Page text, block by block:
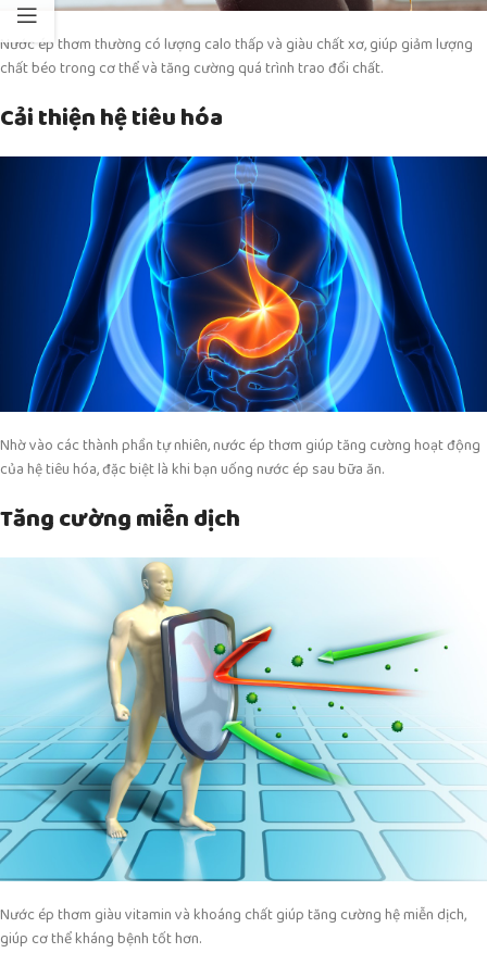
Nước ép thơm thường có lượng calo thấp và giàu chất xơ, giúp giảm lượng
chất béo trong cơ thể và tăng cường quá trình trao đổi chất.
Cải thiện hệ tiêu hóa
Nhờ vào các thành phần tự nhiên, nước ép thơm giúp tăng cường hoạt động
của hệ tiêu hóa, đặc biệt là khi bạn uống nước ép sau bữa ăn.
Tăng cường miễn dịch
Nước ép thơm giàu vitamin và khoáng chất giúp tăng cường hệ miễn dịch,
giúp cơ thể kháng bệnh tốt hơn.